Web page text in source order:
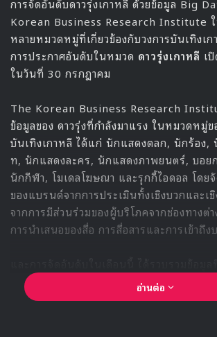
ของเรื่องที่เต็มไปด้วยอารมณ์ สถานการณ์ แล
ค่อยๆ พัฒนา
เคมีในกองถ่ายที่ช่วยส่งเสริม
งานแถลงข่าว เมื่อทั้งคู่พูดถึงการร่วมงานอย่
เฉพาะการสนับสนุนกันและกันระหว่างรุ่นพี่รุ่